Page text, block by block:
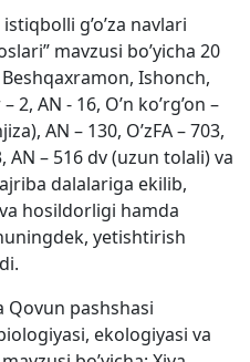
g’o’za navlari
mavzusi bo’yicha 20
Beshqaxramon, Ishonch,
2, AN - 16, O’n ko’rg’on –
AN – 130, O’zFA – 703,
AN – 516 dv (uzun tolali) va
dalalariga ekilib,
hosildorligi hamda
yetishtirish
Qovun pashshasi
ekologiyasi va